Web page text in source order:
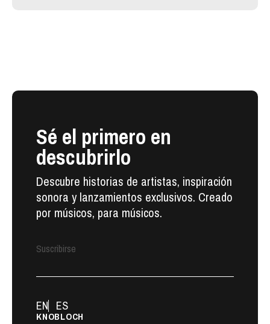
Sé el primero en
descubrirlo
Descubre historias de artistas, inspiración
sonora y lanzamientos exclusivos. Creado
por músicos, para músicos.
Suscribirse
KNOBLOCH
EN ES